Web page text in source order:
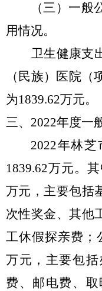
（三）一
用情况。
卫生健康支
（民族）医院（
为1839.62万元。
三、 2022年度一
2022年林
1839.62万元。
万元，主要包括
次性奖金、其他
工休假探亲费；
万元，主要包
费、邮电费、取